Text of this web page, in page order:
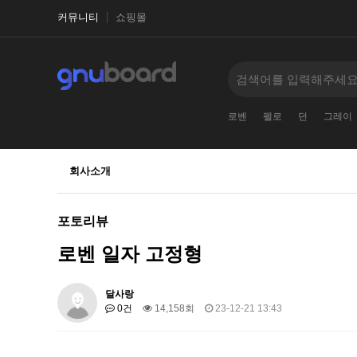
커뮤니티 쇼핑몰
로벤 펠로 던 그레이
회사소개
포토리뷰
로벤 일자 고정형
달사랑
0건
14,158회 23-12-21 13:43